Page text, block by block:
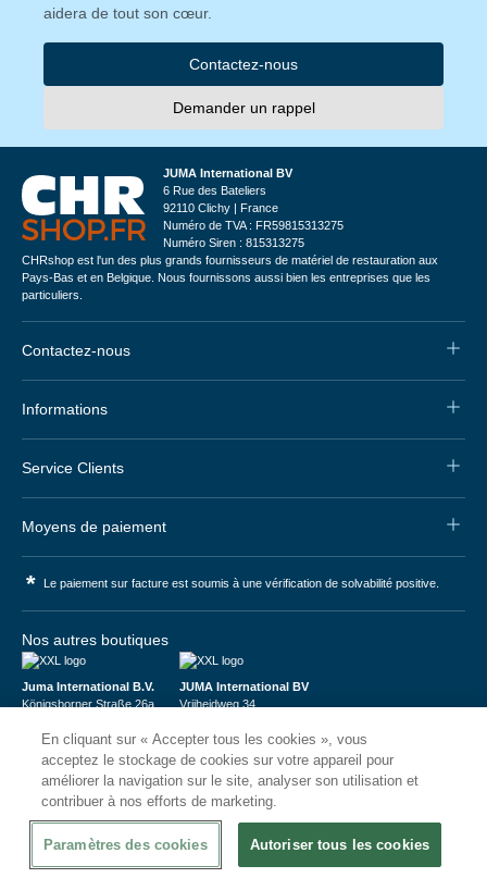
aidera de tout son cœur.
Contactez-nous
Demander un rappel
JUMA International BV
6 Rue des Bateliers
92110 Clichy | France
Numéro de TVA : FR59815313275
Numéro Siren : 815313275
CHRshop est l'un des plus grands fournisseurs de matériel de restauration aux
Pays-Bas et en Belgique. Nous fournissons aussi bien les entreprises que les
particuliers.
Contactez-nous
Informations
Service Clients
Moyens de paiement
* Le paiement sur facture est soumis à une vérification de solvabilité positive.
Nos autres boutiques
Juma International B.V.
Königsborner Straße 26a
USt-ID: DE321159873
Handelsregister: 58573909
JUMA International BV
Vrijheidweg 34
BTW: NL853095048B01
K.V.K.: 58573909
En cliquant sur « Accepter tous les cookies », vous
acceptez le stockage de cookies sur votre appareil pour
améliorer la navigation sur le site, analyser son utilisation et
contribuer à nos efforts de marketing.
Paramètres des cookies Autoriser tous les cookies